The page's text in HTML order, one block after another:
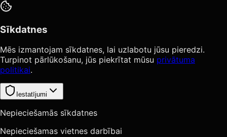
Sīkdatnes
Mēs izmantojam sīkdatnes, lai uzlabotu jūsu pieredzi.
Turpinot pārlūkošanu, jūs piekrītat mūsu privātuma
politikai.
Iestatījumi
Nepieciešamās sīkdatnes
Nepieciešamas vietnes darbībai